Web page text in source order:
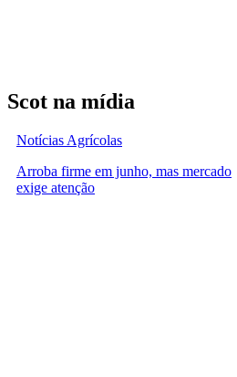
Scot na mídia
Notícias Agrícolas
Arroba firme em junho, mas mercado
exige atenção